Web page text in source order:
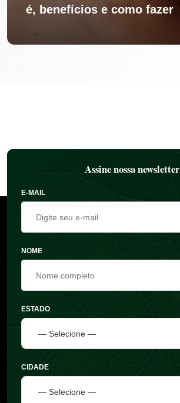
é, benefícios e como fazer
Assine nossa newsletter
E-MAIL
NOME
ESTADO
CIDADE